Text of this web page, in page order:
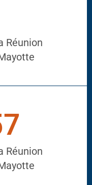
Réunion
Réunion